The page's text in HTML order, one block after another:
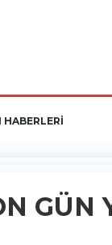
HABERLERİ
GÜN